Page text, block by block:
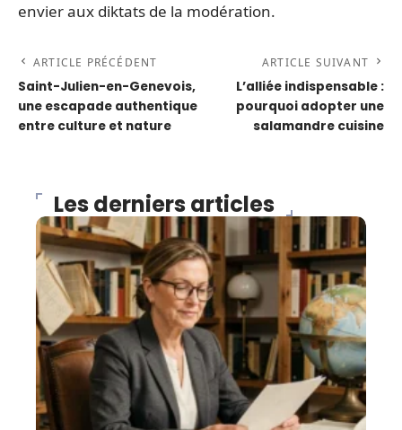
envier aux diktats de la modération.
ARTICLE PRÉCÉDENT
Saint-Julien-en-Genevois,
une escapade authentique
entre culture et nature
ARTICLE SUIVANT
L’alliée indispensable :
pourquoi adopter une
salamandre cuisine
Les derniers articles